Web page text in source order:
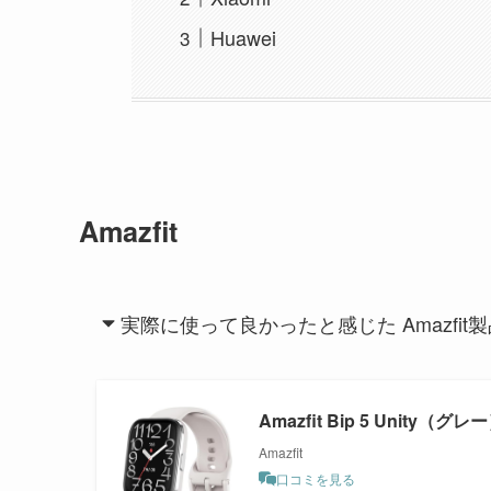
Huawei
Amazfit
実際に使って良かったと感じた Amazfit
Amazfit Bip 5 Unity（グレ
Amazfit
口コミを見る